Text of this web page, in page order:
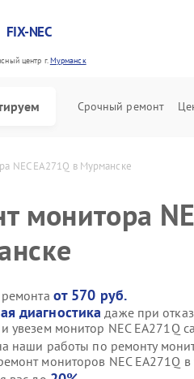
FIX-NEC
центр г.Мурманск
Срочный ремонт
NEC EA271Q в Мурманске
монитора
ремонта от 570 руб.
диагностика даже при
увезем монитор NEC EA271Q
наши работы по ремонту
мониторов NEC EA271Q в